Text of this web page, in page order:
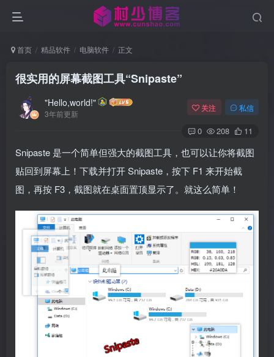
首页 精品软件 电脑软件 正文
很实用的屏幕截图工具“Snipaste”
"Hello,world!"
3年前更新
关注 私信
0 208 11
Snipaste 是一个简单但强大的截图工具，也可以让你将截图
贴回到屏幕上！下载并打开 Snipaste，按下 F1 来开始截
图，再按 F3，截图就在桌面置顶显示了。就这么简单！